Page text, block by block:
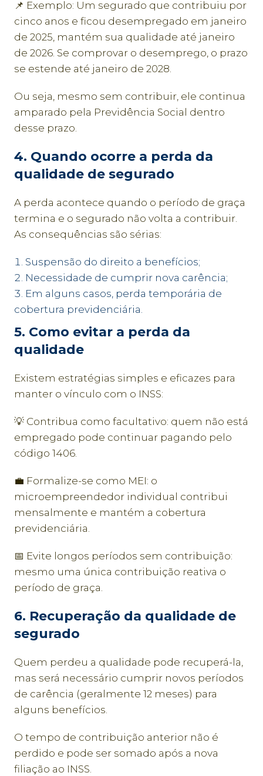
📌 Exemplo: Um segurado que contribuiu por
cinco anos e ficou desempregado em janeiro
de 2025, mantém sua qualidade até janeiro
de 2026. Se comprovar o desemprego, o prazo
se estende até janeiro de 2028.
Ou seja, mesmo sem contribuir, ele continua
amparado pela Previdência Social dentro
desse prazo.
4. Quando ocorre a perda da
qualidade de segurado
A perda acontece quando o período de graça
termina e o segurado não volta a contribuir.
As consequências são sérias:
Suspensão do direito a benefícios;
Necessidade de cumprir nova carência;
Em alguns casos, perda temporária de
cobertura previdenciária.
5. Como evitar a perda da
qualidade
Existem estratégias simples e eficazes para
manter o vínculo com o INSS:
💡 Contribua como facultativo: quem não está
empregado pode continuar pagando pelo
código 1406.
💼 Formalize-se como MEI: o
microempreendedor individual contribui
mensalmente e mantém a cobertura
previdenciária.
📅 Evite longos períodos sem contribuição:
mesmo uma única contribuição reativa o
período de graça.
6. Recuperação da qualidade de
segurado
Quem perdeu a qualidade pode recuperá-la,
mas será necessário cumprir novos períodos
de carência (geralmente 12 meses) para
alguns benefícios.
O tempo de contribuição anterior não é
perdido e pode ser somado após a nova
filiação ao INSS.